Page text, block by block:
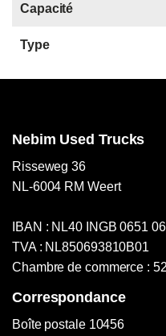
Capacité
Type
Nebim Used Trucks
Risseweg 36
NL-6004 RM Weert
IBAN : NL40 INGB 0651
TVA : NL850693810B01
Chambre de commerce :
Correspondance
Boîte postale 10456